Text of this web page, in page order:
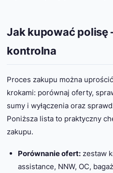
Jak kupować
kontrolna
Proces zakupu można
krokami: porównaj oferty,
sumy i wyłączenia oraz
Poniższa lista to praktyczny
zakupu.
Porównanie ofert:zestaw
assistance, NNW, OC,